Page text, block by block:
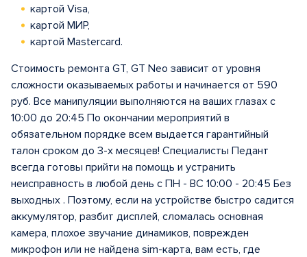
картой Visa,
картой МИР,
картой Mastercard.
Стоимость ремонта GT, GT Neo зависит от уровня
сложности оказываемых работы и начинается от 590
руб. Все манипуляции выполняются на ваших глазах с
10:00 до 20:45 По окончании мероприятий в
обязательном порядке всем выдается гарантийный
талон сроком до 3-х месяцев! Специалисты Педант
всегда готовы прийти на помощь и устранить
неисправность в любой день с ПН - ВС 10:00 - 20:45 Без
выходных . Поэтому, если на устройстве быстро садится
аккумулятор, разбит дисплей, сломалась основная
камера, плохое звучание динамиков, поврежден
микрофон или не найдена sim-карта, вам есть, где